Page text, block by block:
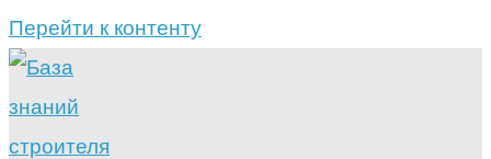
Перейти к контенту